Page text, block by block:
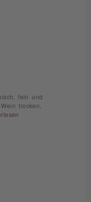
fein und
trocken,